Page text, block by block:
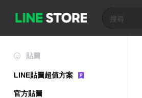
貼圖
LINE貼圖超值方案
官方貼圖